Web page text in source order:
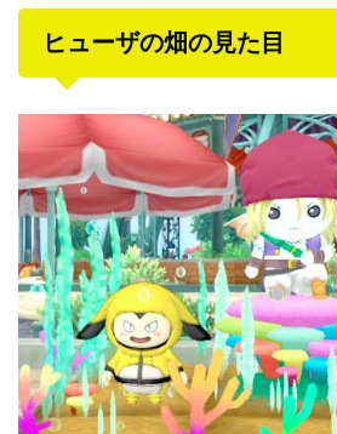
ヒューザの畑の見た目